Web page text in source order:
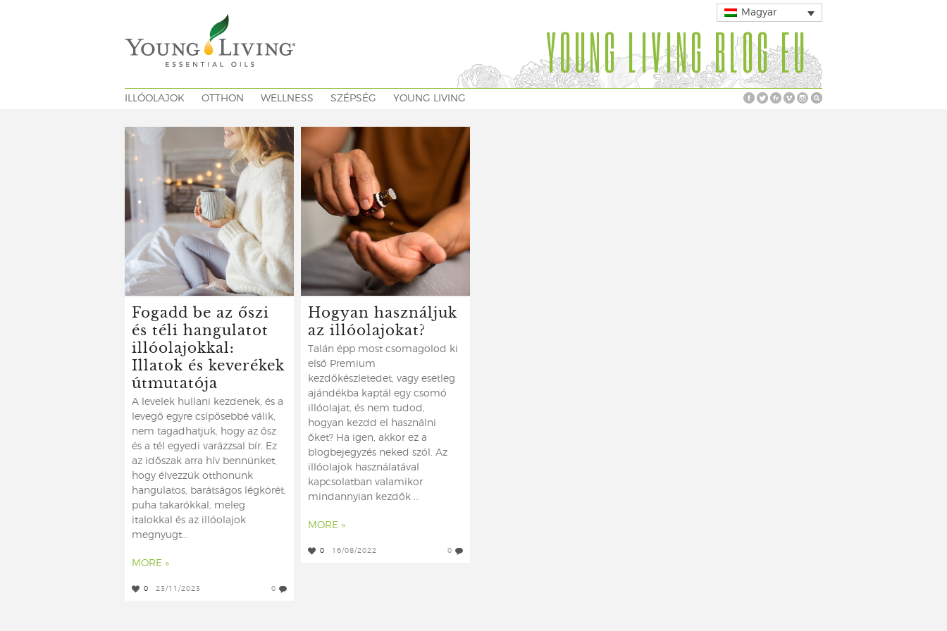
Magyar
YOUNG LIVING BLOG EU
ILLÓOLAJOK OTTHON WELLNESS SZÉPSÉG YOUNG LIVING
Fogadd be az őszi
és téli hangulatot
illóolajokkal:
Illatok és keverékek
útmutatója
A levelek hullani kezdenek, és a
levegő egyre csípősebbé válik,
nem tagadhatjuk, hogy az ősz
és a tél egyedi varázzsal bír. Ez
az időszak arra hív bennünket,
hogy élvezzük otthonunk
hangulatos, barátságos légkörét,
puha takarókkal, meleg
italokkal és az illóolajok
megnyugt...
MORE »
0 23/11/2023 0
Hogyan használjuk
az illóolajokat?
Talán épp most csomagolod ki
első Premium
kezdőkészletedet, vagy esetleg
ajándékba kaptál egy csomó
illóolajat, és nem tudod,
hogyan kezdd el használni
őket? Ha igen, akkor ez a
blogbejegyzés neked szól. Az
illóolajok használatával
kapcsolatban valamikor
mindannyian kezdők ...
MORE »
0 16/08/2022 0